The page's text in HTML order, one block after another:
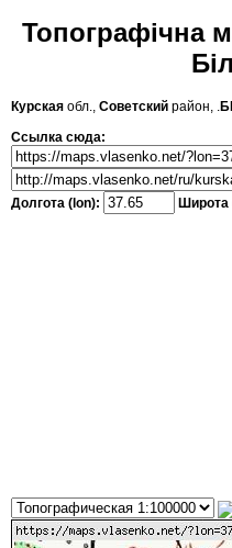
Топографічна
Курская обл., Советский район, .
Ссылка сюда:
Долгота (lon): Широта